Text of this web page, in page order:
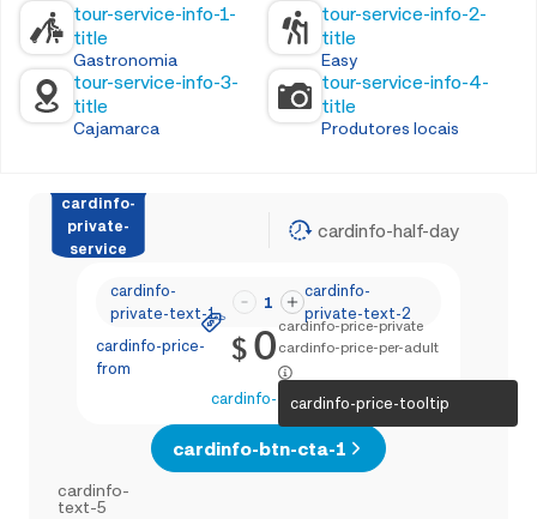
tour-service-info-1-
title
Gastronomia
tour-service-info-2-
title
Easy
tour-service-info-3-
title
Cajamarca
tour-service-info-4-
title
Produtores locais
cardinfo-
private-
service
cardinfo-half-day
cardinfo-
private-text-1
1
cardinfo-
private-text-2
cardinfo-price-
from
$0 cardinfo-price-private
cardinfo-price-per-adult
cardinfo-price-tooltip
cardinfo-text-4
cardinfo-btn-cta-1
cardinfo-
text-5